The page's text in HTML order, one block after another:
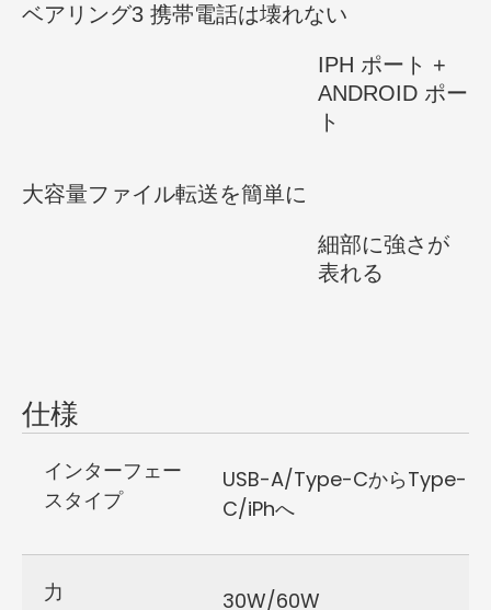
ベアリング3 携帯電話は壊れない
IPH ポート +
ANDROID ポー
ト
大容量ファイル転送を簡単に
細部に強さが
表れる
仕様
インターフェー
スタイプ
USB-A/Type-CからType-
C/iPhへ
力 30W/60W